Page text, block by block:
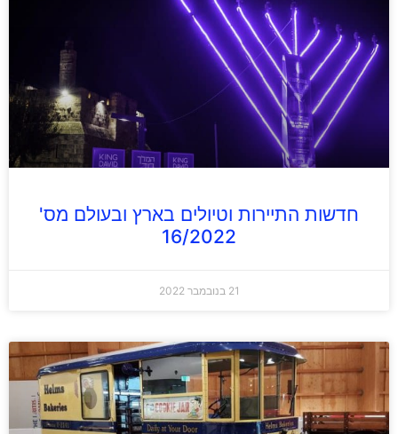
חדשות התיירות וטיולים בארץ ובעולם מס'
16/2022
21 בנובמבר 2022